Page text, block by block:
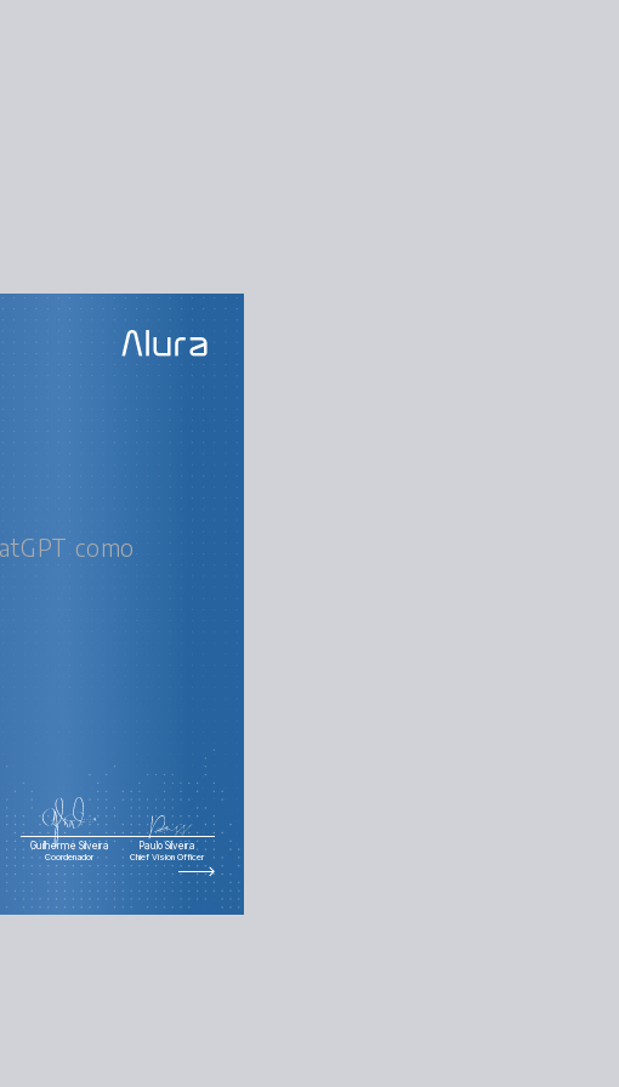
como
Guilherme Silveira
Coordenador
Paulo Silveira
Chief Vision Officer
AULAS DO CURSO
ChatGPT como
Acesso aos dados
Exploração dos dados
Visualização dos dados